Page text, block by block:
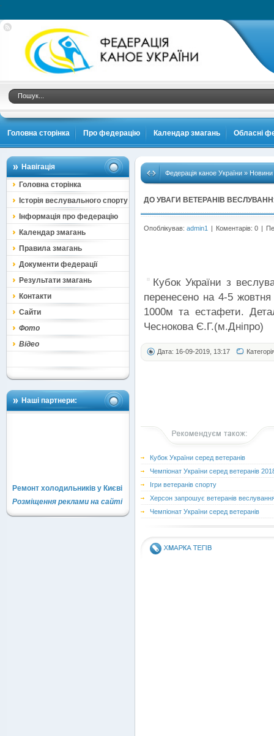
Головна сторінка Про федерацію Календар змагань Обласні
Навігація
Головна сторінка
Історія веслувального спорту
Інформація про федерацію
Календар змагань
Правила змагань
Документи федерації
Результати змагань
Контакти
Сайти
Фото
Відео
Наші партнери:
Ремонт холодильників у Києві
Розміщення реклами на сайті
Федерація каное України » Новини
ДО УВАГИ ВЕТЕРАНІВ
Опоблікував: admin1 | Коментарів: 0 |
Кубок України з
перенесено на 4-5
1000м та естафети.
Чеснокова Є.Г.(м.Дніпро)
Дата: 16-09-2019, 13:17
Кубок України серед ветеранів
Чемпіонат України серед ветеранів
Ігри ветеранів спорту
Херсон запрошує ветеранів
Чемпіонат України серед ветеранів